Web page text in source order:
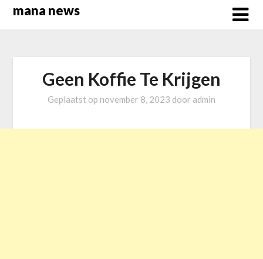
Overslaan
mana news
Geen Koffie Te Krijgen
Geplaatst op november 8, 2023 door admin